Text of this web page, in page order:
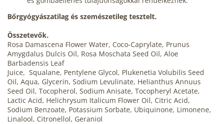
Bőrgyógyászatilag és szemészetileg tesztelt.
Összetevők.
Rosa Damascena Flower Water, Coco-Caprylate, Prunus
Amygdalus Dulcis Oil, Rosa Moschata Seed Oil, Aloe
Barbadensis Leaf
Juice, Squalane, Pentylene Glycol, Plukenetia Volubilis Seed
Oil, Aqua, Glycerin, Sodium Levulinate, Helianthus Annuus
Seed Oil, Tocopherol, Sodium Anisate, Tocopheryl Acetate,
Lactic Acid, Helichrysum Italicum Flower Oil, Citric Acid,
Sodium Benzoate, Potassium Sorbate, Ubiquinone, Limonene,
Linalool, Citronellol, Geraniol